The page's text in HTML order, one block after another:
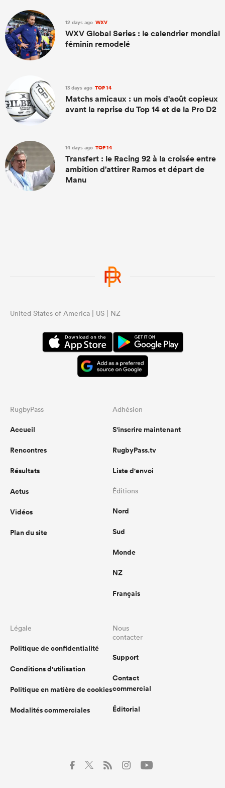
12 days ago WXV
WXV Global Series : le calendrier mondial
féminin remodelé
13 days ago TOP 14
Matchs amicaux : un mois d'août copieux
avant la reprise du Top 14 et de la Pro D2
14 days ago TOP 14
Transfert : le Racing 92 à la croisée entre
ambition d'attirer Ramos et départ de
Manu
United States of America | US | NZ
RugbyPass
Accueil
Rencontres
Résultats
Actus
Vidéos
Plan du site
Adhésion
S'inscrire maintenant
RugbyPass.tv
Liste d'envoi
Éditions
Nord
Sud
Monde
NZ
Français
Légale
Politique de confidentialité
Conditions d'utilisation
Politique en matière de cookies
Modalités commerciales
Nous
contacter
Support
Contact
commercial
Éditorial